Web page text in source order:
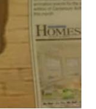
에 들어가서 DVD 케